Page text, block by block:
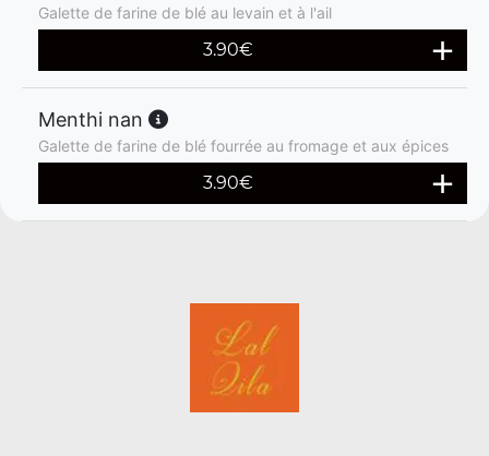
Galette de farine de blé au levain et à l'ail
3.90€
Menthi nan
Galette de farine de blé fourrée au fromage et aux épices
3.90€